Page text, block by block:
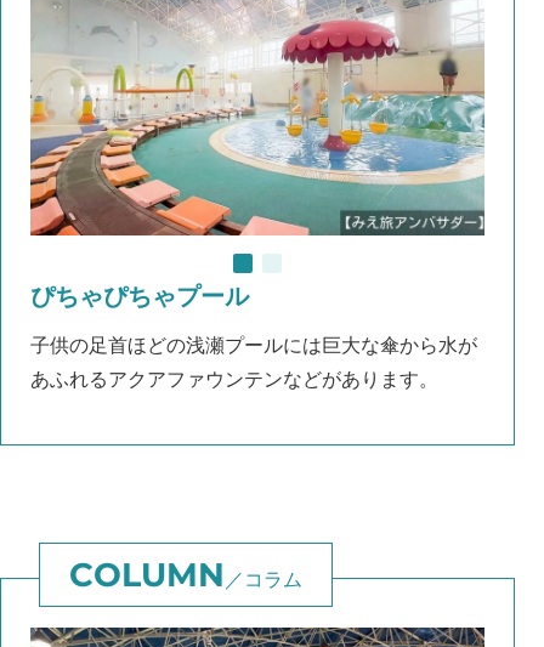
ぴちゃぴちゃプール
子供の足首ほどの浅瀬プールには巨大な傘から水が
あふれるアクアファウンテンなどがあります。
コラム